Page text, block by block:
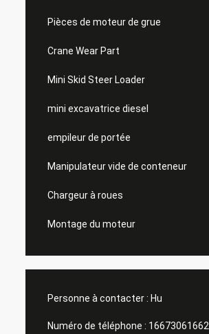
Pièces de moteur de grue
Crane Wear Part
Mini Skid Steer Loader
mini excavatrice diesel
empileur de portée
Manipulateur vide de conteneur
Chargeur à roues
Montage du moteur
Personne à contacter : Hu
Numéro de téléphone : 16673061662